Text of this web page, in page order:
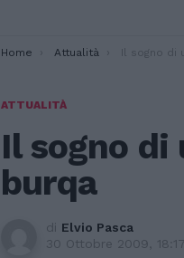
You are here:
Home Attualità Il sogno di
ATTUALITÀ
Il sogno di
burqa
di Elvio Pasca
30 Ottobre 2009, 18:17